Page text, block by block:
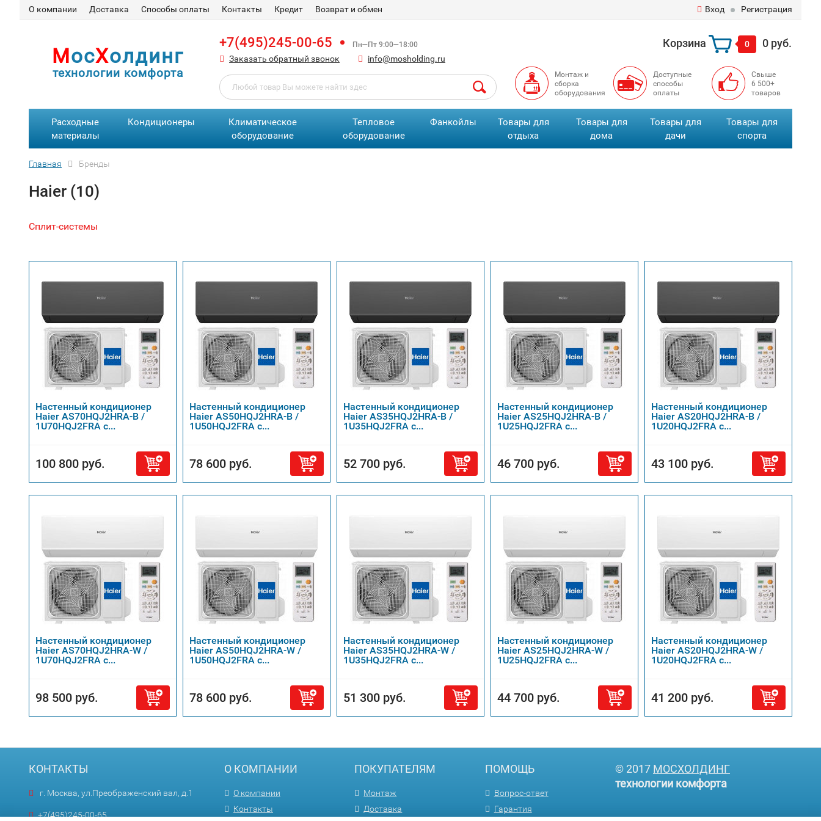
О компании Доставка Способы оплаты Контакты Кредит Возврат и обмен Вход Регистрация
МосХолдинг
технологии комфорта
+7(495)245-00-65 Пн—Пт 9:00—18:00
Заказать обратный звонок info@mosholding.ru
Корзина 0 0 руб.
Монтаж и
сборка
оборудования
Доступные
способы
оплаты
Свыше
6 500+
товаров
Расходные
материалы
Кондиционеры
Климатическое
оборудование
Тепловое
оборудование
Фанкойлы
Товары для
отдыха
Товары для
дома
Товары для
дачи
Товары для
спорта
Главная Бренды
Haier (10)
Сплит-сиcтемы
Настенный кондиционер
Haier AS70HQJ2HRA-B /
1U70HQJ2FRA с...
100 800 руб.
Настенный кондиционер
Haier AS50HQJ2HRA-B /
1U50HQJ2FRA с...
78 600 руб.
Настенный кондиционер
Haier AS35HQJ2HRA-B /
1U35HQJ2FRA с...
52 700 руб.
Настенный кондиционер
Haier AS25HQJ2HRA-B /
1U25HQJ2FRA с...
46 700 руб.
Настенный кондиционер
Haier AS20HQJ2HRA-B /
1U20HQJ2FRA с...
43 100 руб.
Настенный кондиционер
Haier AS70HQJ2HRA-W /
1U70HQJ2FRA с...
98 500 руб.
Настенный кондиционер
Haier AS50HQJ2HRA-W /
1U50HQJ2FRA с...
78 600 руб.
Настенный кондиционер
Haier AS35HQJ2HRA-W /
1U35HQJ2FRA с...
51 300 руб.
Настенный кондиционер
Haier AS25HQJ2HRA-W /
1U25HQJ2FRA с...
44 700 руб.
Настенный кондиционер
Haier AS20HQJ2HRA-W /
1U20HQJ2FRA с...
41 200 руб.
КОНТАКТЫ
г. Москва, ул.Преображенский вал, д.1
+7(495)245-00-65
О КОМПАНИИ
О компании
Контакты
ПОКУПАТЕЛЯМ
Монтаж
Доставка
ПОМОЩЬ
Вопрос-ответ
Гарантия
© 2017 МОСХОЛДИНГ
технологии комфорта